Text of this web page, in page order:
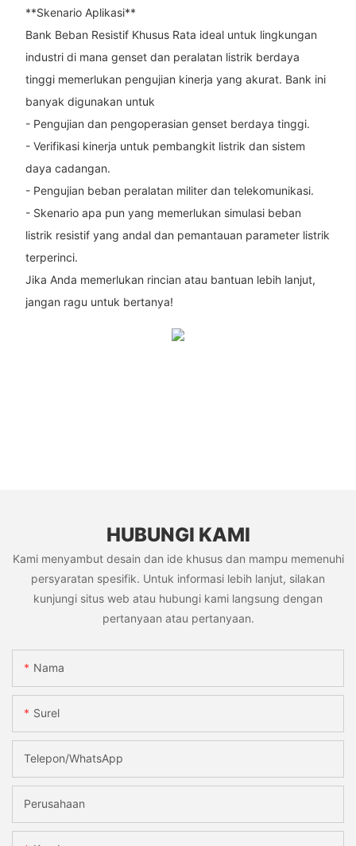
**Skenario Aplikasi**
Bank Beban Resistif Khusus Rata ideal untuk lingkungan
industri di mana genset dan peralatan listrik berdaya
tinggi memerlukan pengujian kinerja yang akurat. Bank ini
banyak digunakan untuk
- Pengujian dan pengoperasian genset berdaya tinggi.
- Verifikasi kinerja untuk pembangkit listrik dan sistem
daya cadangan.
- Pengujian beban peralatan militer dan telekomunikasi.
- Skenario apa pun yang memerlukan simulasi beban
listrik resistif yang andal dan pemantauan parameter listrik
terperinci.
Jika Anda memerlukan rincian atau bantuan lebih lanjut,
jangan ragu untuk bertanya!
HUBUNGI KAMI
Kami menyambut desain dan ide khusus dan mampu memenuhi
persyaratan spesifik. Untuk informasi lebih lanjut, silakan
kunjungi situs web atau hubungi kami langsung dengan
pertanyaan atau pertanyaan.
Nama
Surel
Telepon/WhatsApp
Perusahaan